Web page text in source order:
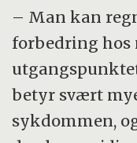
– Man kan
forbedring hos
betyr svært
sykdommen,